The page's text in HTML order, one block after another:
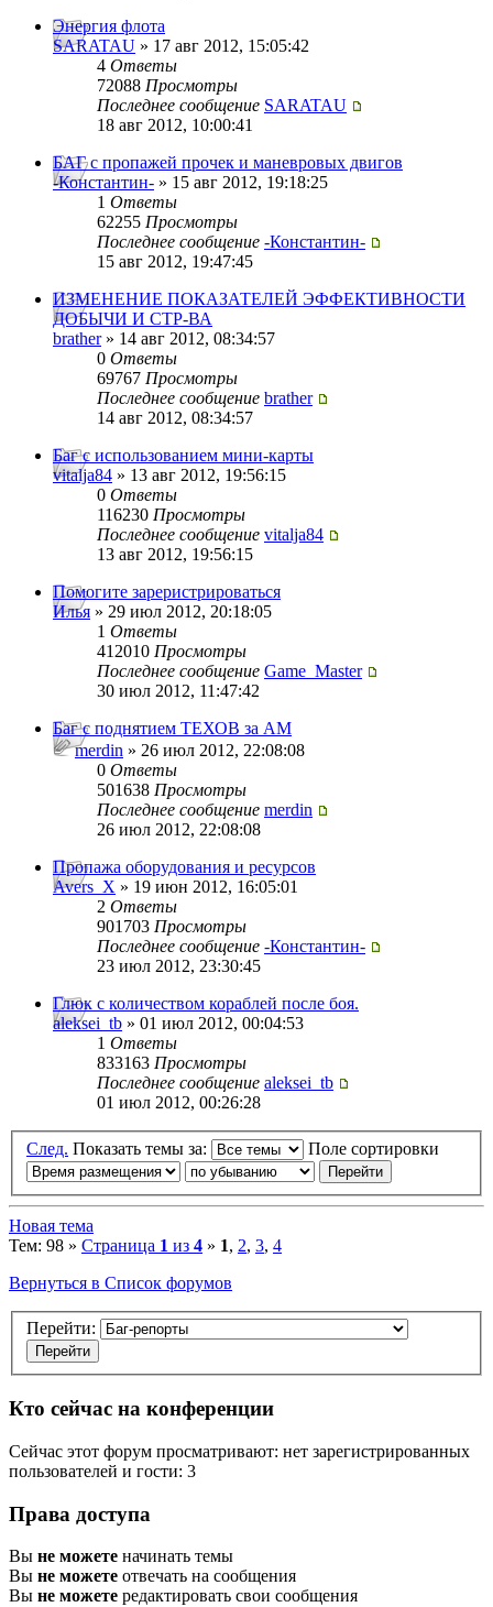
Энергия флота
SARATAU » 17 авг 2012, 15:05:42
4 Ответы
72088 Просмотры
Последнее сообщение SARATAU
18 авг 2012, 10:00:41
БАГ с пропажей прочек и маневровых двигов
-Константин- » 15 авг 2012, 19:18:25
1 Ответы
62255 Просмотры
Последнее сообщение -Константин-
15 авг 2012, 19:47:45
ИЗМЕНЕНИЕ ПОКАЗАТЕЛЕЙ ЭФФЕКТИВНОСТИ
ДОБЫЧИ И СТР-ВА
brather» 14 авг 2012, 08:34:57
0 Ответы
69767 Просмотры
Последнее сообщение brather
14 авг 2012, 08:34:57
Баг с использованием мини-карты
vitalja84 » 13 авг 2012, 19:56:15
0 Ответы
116230 Просмотры
Последнее сообщение vitalja84
13 авг 2012, 19:56:15
Помогите зареристрироваться
Илья » 29 июл 2012, 20:18:05
1 Ответы
412010 Просмотры
Последнее сообщение Game_Master
30 июл 2012, 11:47:42
Баг с поднятием ТЕХОВ за АМ
merdin » 26 июл 2012, 22:08:08
0 Ответы
501638 Просмотры
Последнее сообщение merdin
26 июл 2012, 22:08:08
Пропажа оборудования и ресурсов
Avers_X » 19 июн 2012, 16:05:01
2 Ответы
901703 Просмотры
Последнее сообщение -Константин-
23 июл 2012, 23:30:45
Глюк с количеством кораблей после боя.
aleksei_tb » 01 июл 2012, 00:04:53
1 Ответы
833163 Просмотры
Последнее сообщение aleksei_tb
01 июл 2012, 00:26:28
След. Показать темы за: Поле сортировки
Новая тема
Тем: 98 » Страница 1 из 4 » 1, 2, 3, 4
Вернуться в Список форумов
Перейти:
Кто сейчас на конференции
Сейчас этот форум просматривают: нет зарегистрированных
пользователей и гости: 3
Права доступа
Вы не можете начинать темы
Вы не можете отвечать на сообщения
Вы не можете редактировать свои сообщения